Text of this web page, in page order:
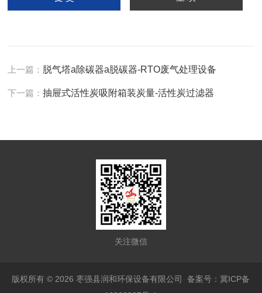
上一篇： 脱气塔a除碳器a脱碳器-RTO废气处理设备
下一篇：抽屉式活性炭吸附箱装炭量-活性炭过滤器
关注微信
版权所有 © 2026 枣强县润和环保设备有限公司备案号：冀ICP备